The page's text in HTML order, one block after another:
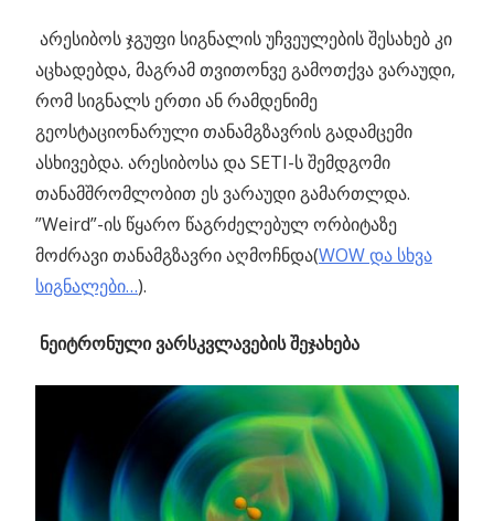
არესიბოს ჯგუფი სიგნალის უჩვეულების შესახებ კი
აცხადებდა, მაგრამ თვითონვე გამოთქვა ვარაუდი,
რომ სიგნალს ერთი ან რამდენიმე
გეოსტაციონარული თანამგზავრის გადამცემი
ასხივებდა. არესიბოსა და SETI-ს შემდგომი
თანამშრომლობით ეს ვარაუდი გამართლდა.
”Weird”-ის წყარო წაგრძელებულ ორბიტაზე
მოძრავი თანამგზავრი აღმოჩნდა(WOW და სხვა
სიგნალები…).
ნეიტრონული ვარსკვლავების შეჯახება